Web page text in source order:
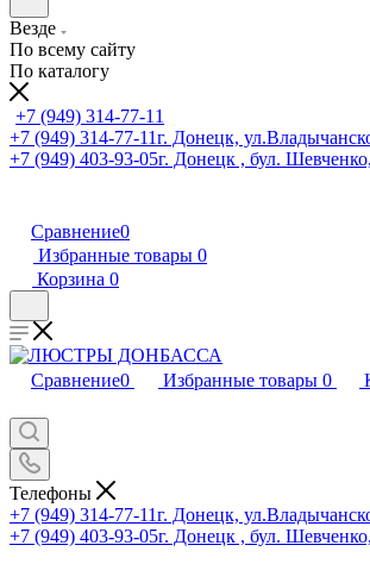
Везде
По всему сайту
По каталогу
+7 (949) 314-77-11
+7 (949) 314-77-11г. Донецк,
+7 (949) 403-93-05г. Донецк , бул.
Сравнение0
Избранные товары 0
Корзина 0
Сравнение0 Избранные товары 0
Телефоны
+7 (949) 314-77-11г. Донецк,
+7 (949) 403-93-05г. Донецк , бул.